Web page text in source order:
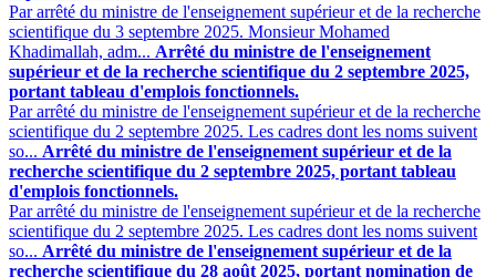
Par arrêté du ministre de l'enseignement supérieur et de la recherche
scientifique du 3 septembre 2025. Monsieur Mohamed
Khadimallah, adm... Arrêté du ministre de l'enseignement
supérieur et de la recherche scientifique du 2 septembre 2025,
portant tableau d'emplois fonctionnels.
Par arrêté du ministre de l'enseignement supérieur et de la recherche
scientifique du 2 septembre 2025. Les cadres dont les noms suivent
so... Arrêté du ministre de l'enseignement supérieur et de la
recherche scientifique du 2 septembre 2025, portant tableau
d'emplois fonctionnels.
Par arrêté du ministre de l'enseignement supérieur et de la recherche
scientifique du 2 septembre 2025. Les cadres dont les noms suivent
so... Arrêté du ministre de l'enseignement supérieur et de la
recherche scientifique du 28 août 2025, portant nomination de